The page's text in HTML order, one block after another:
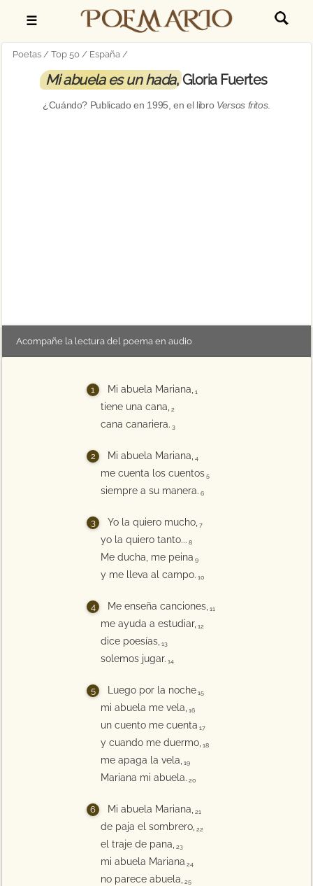
☰
Poetas Top 50 España
Mi abuela es un hada, Gloria Fuertes
¿Cuándo? Publicado en 1995 , en el libro Versos fritos.
Acompañe la lectura del poema en audio
Mi abuela Mariana, 1
tiene una cana, 2
cana canariera. 3
Mi abuela Mariana, 4
me cuenta los cuentos 5
siempre a su manera. 6
Yo la quiero mucho, 7
yo la quiero tanto... 8
Me ducha, me peina 9
y me lleva al campo. 10
Me enseña canciones, 11
me ayuda a estudiar, 12
dice poesías, 13
solemos jugar. 14
Luego por la noche 15
mi abuela me vela, 16
un cuento me cuenta 17
y cuando me duermo, 18
me apaga la vela, 19
Mariana mi abuela. 20
Mi abuela Mariana, 21
de paja el sombrero, 22
el traje de pana, 23
mi abuela Mariana 24
no parece abuela, 25